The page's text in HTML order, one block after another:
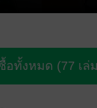
อทั้งหมด (77 เล่